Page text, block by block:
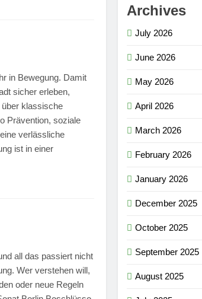
in Bewegung. Damit
sicher erleben,
klassische
Prävention, soziale
verlässliche
ist in einer
all das passiert nicht
Wer verstehen will,
oder neue Regeln
Archives
July 2026
June 2026
May 2026
April 2026
March 2026
February 2026
January 2026
December 2025
October 2025
September 2025
August 2025